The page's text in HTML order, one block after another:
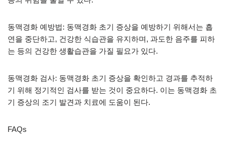
동맥경화 예방법: 동맥경화 초기 증상을 예방하기 위해서는 흡
연을 중단하고, 건강한 식습관을 유지하며, 과도한 음주를 피하
는 등의 건강한 생활습관을 가질 필요가 있다.
동맥경화 검사: 동맥경화 초기 증상을 확인하고 경과를 추적하
기 위해 정기적인 검사를 받는 것이 중요하다. 이는 동맥경화 초
기 증상의 조기 발견과 치료에 도움이 된다.
FAQs